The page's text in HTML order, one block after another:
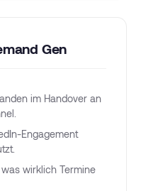
Gen
im Handover an
Engagement
wirklich Termine